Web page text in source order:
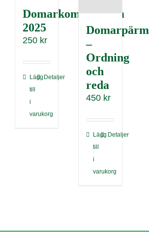
Domarkompendium
2025
250 kr
Lägg
till
i
varukorg
Detaljer
Domarpärm
–
Ordning
och
reda
450 kr
Lägg
till
i
varukorg
Detaljer